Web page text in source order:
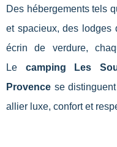
Des hébergements tels
et spacieux, des lodges
écrin de verdure,
Le camping Les
Provence se
allier luxe, confort et